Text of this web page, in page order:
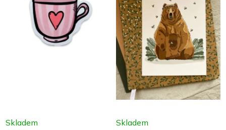
Skladem Skladem